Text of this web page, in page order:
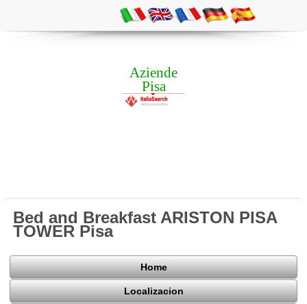
Aziende
Pisa
Bed and Breakfast ARISTON PISA
TOWER Pisa
Home
Localizacion